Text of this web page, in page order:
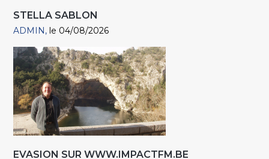
STELLA SABLON
ADMIN le 04/08/2026
EVASION SUR WWW.IMPACTFM.BE